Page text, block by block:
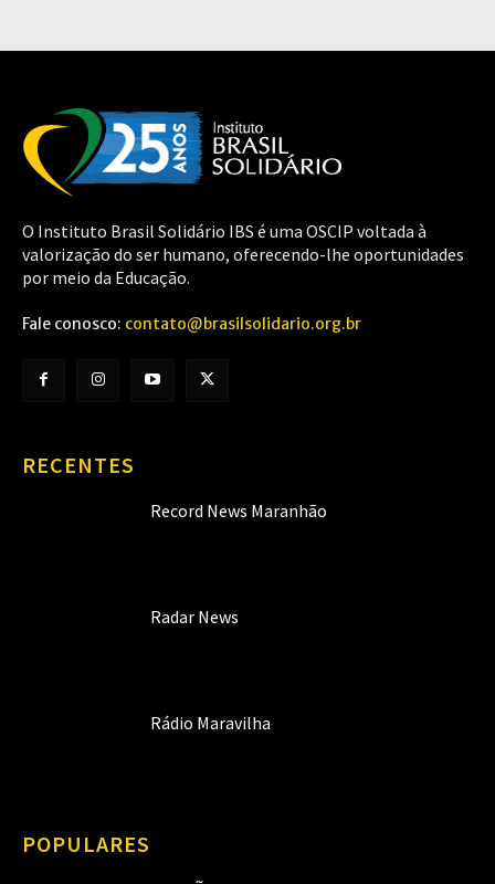
O Instituto Brasil Solidário IBS é uma OSCIP voltada à
valorização do ser humano, oferecendo-lhe oportunidades
por meio da Educação.
Fale conosco: contato@brasilsolidario.org.br
RECENTES
Record News Maranhão
Radar News
Rádio Maravilha
POPULARES